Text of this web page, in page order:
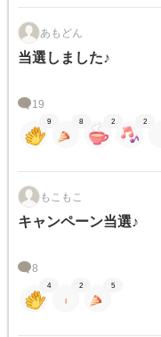
あもどん
当選しました♪
19
9 8 2 2
もこもこ
キャンペーン当選♪
8
4 2 5